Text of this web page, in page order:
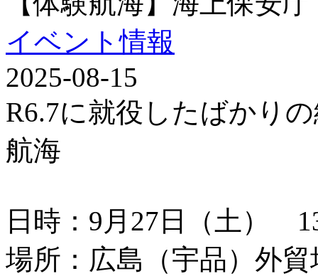
イベント情報
2025-08-15
R6.7に就役したばかり
航海
日時：9月27日（土）
場所：広島（宇品）外